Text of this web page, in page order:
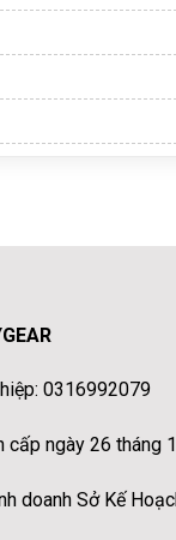
0316992079
cấp ngày 26 tháng
doanh Sở Kế